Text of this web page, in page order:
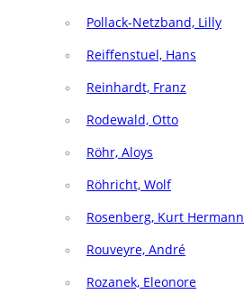
Pollack-Netzband, Lilly
Reiffenstuel, Hans
Reinhardt, Franz
Rodewald, Otto
Röhr, Aloys
Röhricht, Wolf
Rosenberg, Kurt Hermann
Rouveyre, André
Rozanek, Eleonore